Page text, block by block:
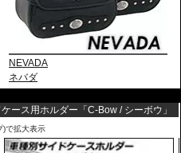
NEVADA
ネバダ
ース用ホルダー「C-Bow / シーボウ」
)で拡大表示